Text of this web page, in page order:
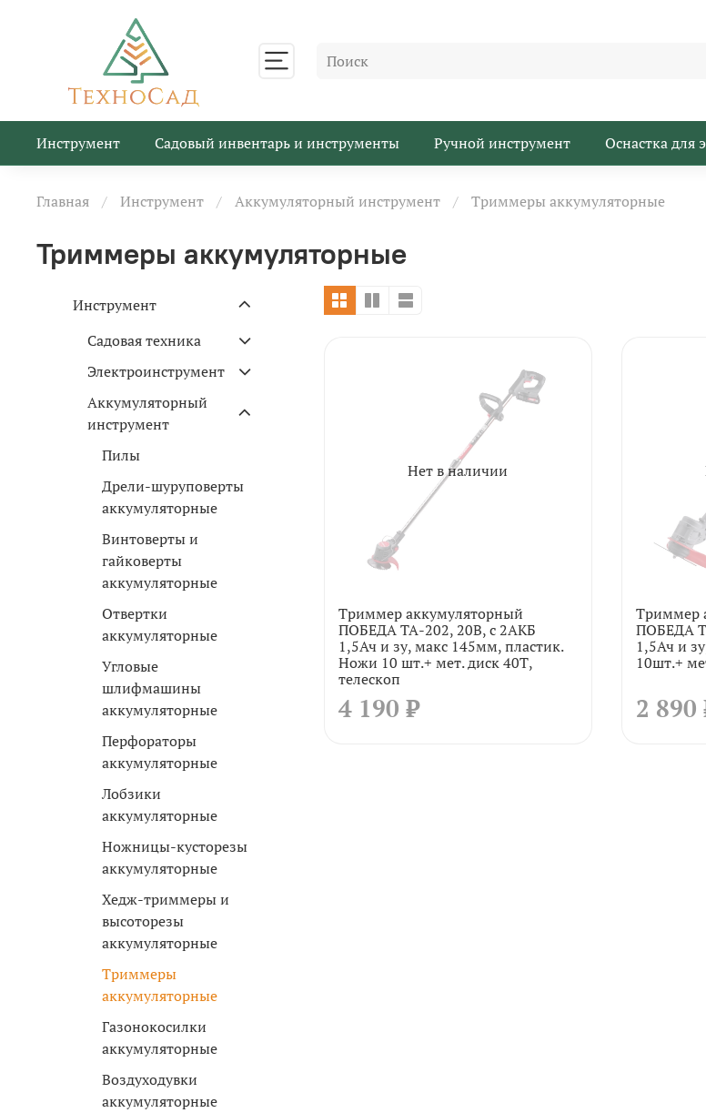
Инструмент Садовый инвентарь и инструменты Ручной инструмент Оснастка для
Главная Инструмент Аккумуляторный инструмент Триммеры аккумуляторные
Триммеры аккумуляторные
Нет в наличии
Триммер аккумуляторный
ПОБЕДА ТА-202, 20В, с 2АКБ
1,5Ач и зу, макс 145мм, пластик.
Ножи 10 шт.+ мет. диск 40Т,
телескоп
4 190 ₽
Триммер
ПОБЕДА
1,5Ач и
10шт.+
2 890
Инструмент
Садовая техника
Электроинструмент
Аккумуляторный
инструмент
Пилы
Дрели-шуруповерты
аккумуляторные
Винтоверты и
гайковерты
аккумуляторные
Отвертки
аккумуляторные
Угловые
шлифмашины
аккумуляторные
Перфораторы
аккумуляторные
Лобзики
аккумуляторные
Ножницы-кусторезы
аккумуляторные
Хедж-триммеры и
высоторезы
аккумуляторные
Триммеры
аккумуляторные
Газонокосилки
аккумуляторные
Воздуходувки
аккумуляторные